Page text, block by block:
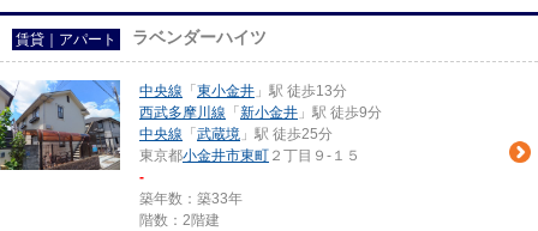
賃貸｜アパート ラベンダーハイツ
中央線 「 東小金井 」駅 徒歩13分
西武多摩川線 「 新小金井 」駅 徒歩9分
中央線 「 武蔵境 」駅 徒歩25分
東京都小金井市東町 ２丁目９-１５
-
築年数：築33年
階数：2階建